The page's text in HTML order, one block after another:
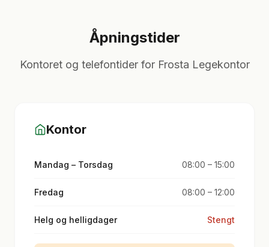
Åpningstider
Kontoret og telefontider for Frosta Legekontor
Kontor
Mandag – Torsdag 08:00 – 15:00
Fredag 08:00 – 12:00
Helg og helligdager Stengt